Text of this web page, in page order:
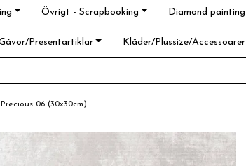
Övrigt - Scrapbooking Diamond painting
Presentartiklar Kläder/Plussize/Accessoarer
Precious 06 (30x30cm)